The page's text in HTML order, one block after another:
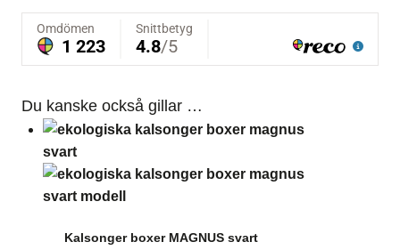
Du kanske också gillar …
Kalsonger boxer MAGNUS svart